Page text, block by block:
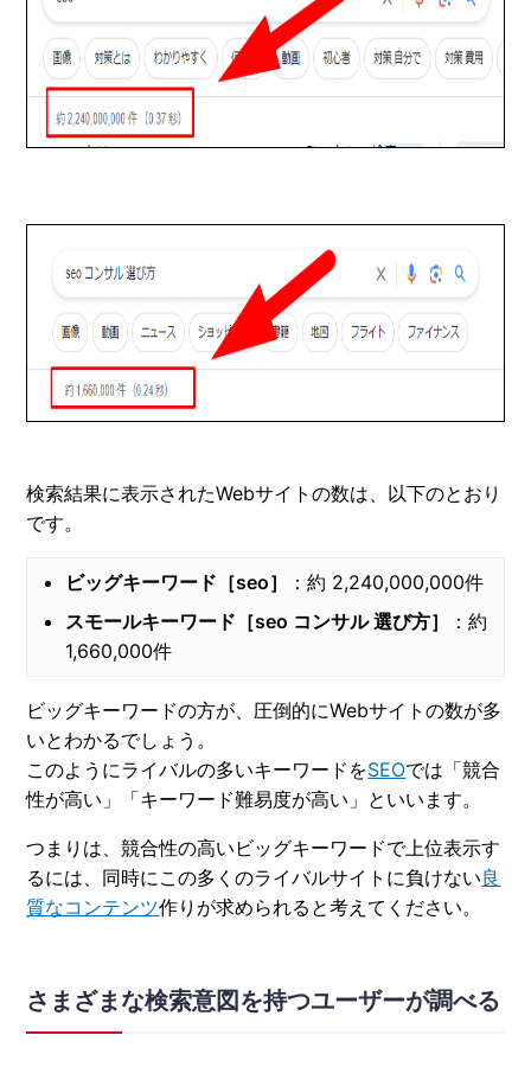
検索結果に表示されたWebサイトの数は、以下のとおり
です。
ビッグキーワード［seo］
：約 2,240,000,000件
スモールキーワード［seo コンサル 選び方］
：約
1,660,000件
ビッグキーワードの方が、圧倒的にWebサイトの数が多
いとわかるでしょう。
このようにライバルの多いキーワードをSEOでは「競合
性が高い」「キーワード難易度が高い」といいます。
つまりは、競合性の高いビッグキーワードで上位表示す
るには、同時にこの多くのライバルサイトに負けない良
質なコンテンツ作りが求められると考えてください。
さまざまな検索意図を持つユーザーが調べる